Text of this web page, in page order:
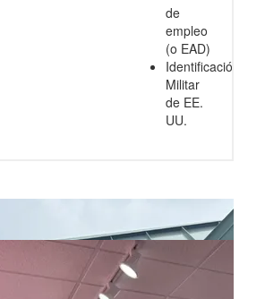
de
empleo
(o EAD)
Identificación
Militar
de EE.
UU.